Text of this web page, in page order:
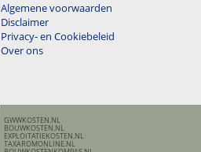
Algemene voorwaarden
Disclaimer
Privacy- en Cookiebeleid
Over ons
GWWKOSTEN.NL
BOUWKOSTEN.NL
EXPLOITATIEKOSTEN.NL
TAXAROMONLINE.NL